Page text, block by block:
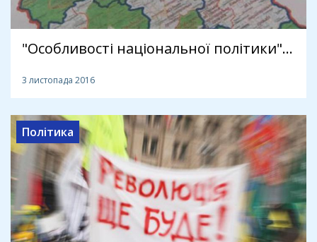
"Особливості національної політики"...
3 листопада 2016
Політика